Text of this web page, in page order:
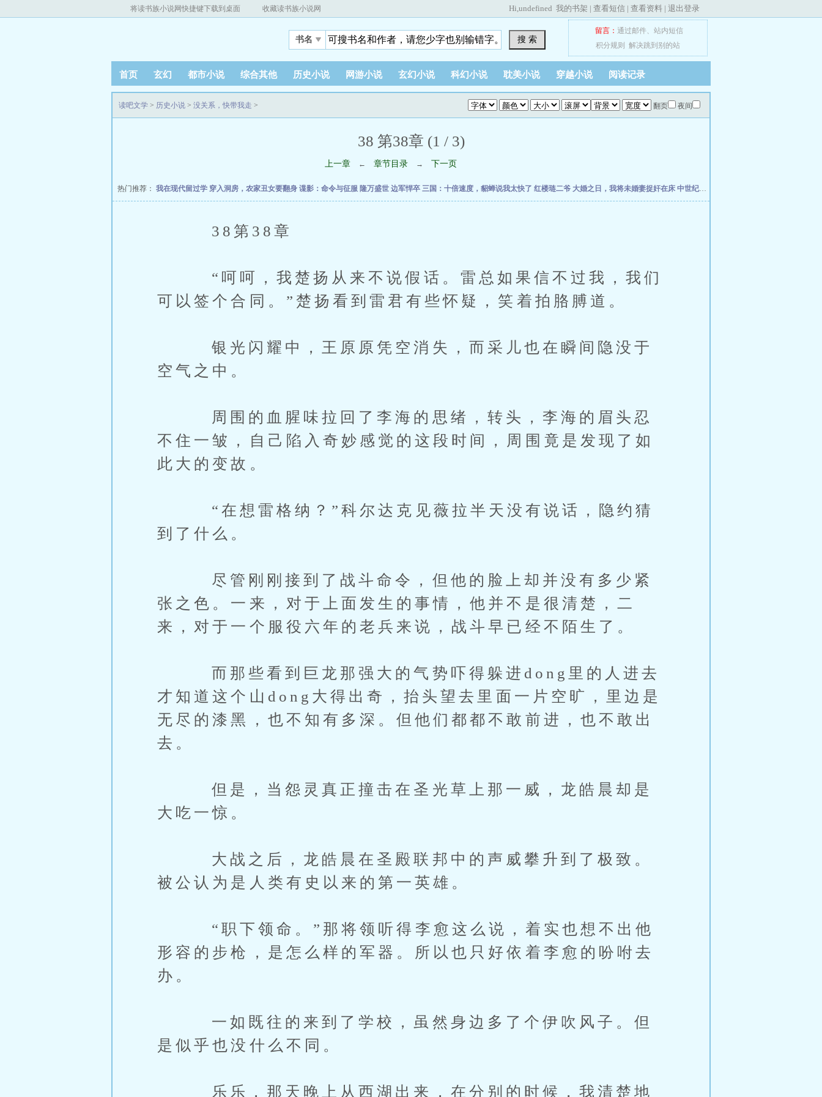
将读书族小说网快捷键下载到桌面 收藏读书族小说网 Hi,undefined 我的书架 | 查看短信 | 查看资料 | 退出登录
书名 搜 索
留言： 通过邮件、 站内短信
积分规则
解决跳到别的站
首页 玄幻 都市小说 综合其他 历史小说 网游小说 玄幻小说 科幻小说 耽美小说 穿越小说 阅读记录
翻页 夜间
读吧文学 > 历史小说 > 没关系，快带我走 >
38 第38章 (1 / 3)
上一章 ← 章节目录 → 下一页
热门推荐： 我在现代留过学 穿入洞房，农家丑女要翻身 谍影：命令与征服 隆万盛世 边军悍卒 三国：十倍速度，貂蝉说我太快了 红楼琏二爷 大婚之日，我将未婚妻捉奸在床 中世纪崛起
38第38章
“呵呵，我楚扬从来不说假话。雷总如果信不过我，我们
可以签个合同。”楚扬看到雷君有些怀疑，笑着拍胳膊道。
银光闪耀中，王原原凭空消失，而采儿也在瞬间隐没于
空气之中。
周围的血腥味拉回了李海的思绪，转头，李海的眉头忍
不住一皱，自己陷入奇妙感觉的这段时间，周围竟是发现了如
此大的变故。
“在想雷格纳？”科尔达克见薇拉半天没有说话，隐约猜
到了什么。
尽管刚刚接到了战斗命令，但他的脸上却并没有多少紧
张之色。一来，对于上面发生的事情，他并不是很清楚，二
来，对于一个服役六年的老兵来说，战斗早已经不陌生了。
而那些看到巨龙那强大的气势吓得躲进dong里的人进去
才知道这个山dong大得出奇，抬头望去里面一片空旷，里边是
无尽的漆黑，也不知有多深。但他们都都不敢前进，也不敢出
去。
但是，当怨灵真正撞击在圣光草上那一威，龙皓晨却是
大吃一惊。
大战之后，龙皓晨在圣殿联邦中的声威攀升到了极致。
被公认为是人类有史以来的第一英雄。
“职下领命。”那将领听得李愈这么说，着实也想不出他
形容的步枪，是怎么样的军器。所以也只好依着李愈的吩咐去
办。
一如既往的来到了学校，虽然身边多了个伊吹风子。但
是似乎也没什么不同。
乐乐，那天晚上从西湖出来，在分别的时候，我清楚地